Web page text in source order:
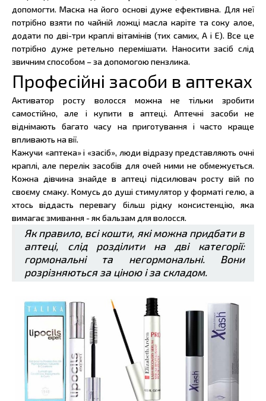
допомогти. Маска на його основі дуже ефективна. Для неї
потрібно взяти по чайній ложці масла каріте та соку алое,
додати по дві-три краплі вітамінів (тих самих, А і Е). Все це
потрібно дуже ретельно перемішати. Наносити засіб слід
звичним способом – за допомогою пензлика.
Професійні засоби в аптеках
Активатор росту волосся можна не тільки зробити
самостійно, але і купити в аптеці. Аптечні засоби не
віднімають багато часу на приготування і часто краще
впливають на вії.
Кажучи «аптека» і «засіб», люди відразу представляють очні
краплі, але перелік засобів для очей ними не обмежується.
Кожна дівчина знайде в аптеці підсилювач росту вій по
своєму смаку. Комусь до душі стимулятор у форматі гелю, а
хтось віддасть перевагу більш рідку консистенцію, яка
вимагає змивання - як бальзам для волосся.
Як правило, всі кошти, які можна придбати в
аптеці, слід розділити на дві категорії:
гормональні та негормональні. Вони
розрізняються за ціною і за складом.